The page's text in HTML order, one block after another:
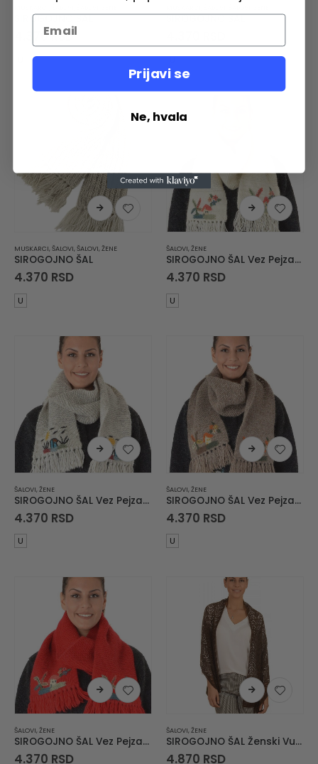
SIROGOJNO ŠAL
4.370RSD
SIROGOJNO ŠAL
U
MUSKARCI, ŠALOVI, ŠALOVI, ŽENE
SIROGOJNO ŠAL
4.370 RSD
U
ŠALOVI, ŽENE
SIROGOJNO ŠAL Vez Pejzaž Kuća u Planini
4.370 RSD
U
ŠALOVI, ŽENE
SIROGOJNO ŠAL Vez Pejzaž Zimsko Jutro
4.370 RSD
U
ŠALOVI, ŽENE
SIROGOJNO ŠAL Vez Pejzaž Kuća u Planini
4.370 RSD
U
ŠALOVI, ŽENE
SIROGOJNO ŠAL Vez Pejzaž Kuća u Planini
4.370 RSD
ŠALOVI, ŽENE
SIROGOJNO ŠAL Ženski Vuneni Šal 6063-1-0867
4.870 RSD
Prijavi se
Ne, hvala